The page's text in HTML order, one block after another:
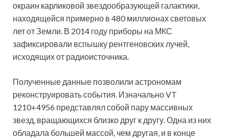
окраин карликовой звездообразующей галактики,
находящейся примерно в 480 миллионах световых
лет от Земли. В 2014 году приборы на МКС
зафиксировали вспышку рентгеновских лучей,
исходящих от радиоисточника.
Полученные данные позволили астрономам
реконструировать события. Изначально VT
1210+4956 представлял собой пару массивных
звезд, вращающихся близко друг к другу. Одна из них
обладала большей массой, чем другая, и в конце